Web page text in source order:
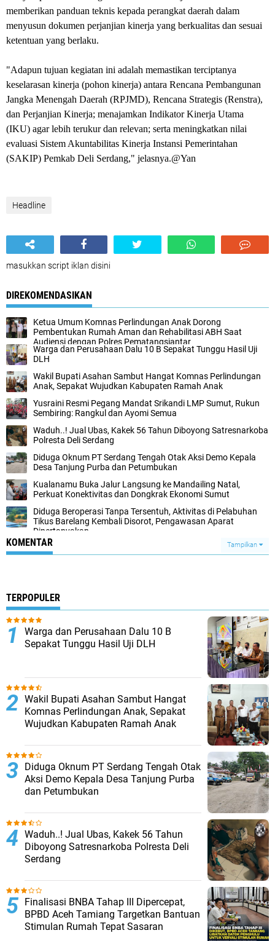
memberikan panduan teknis kepada perangkat daerah dalam
menyusun dokumen perjanjian kinerja yang berkualitas dan sesuai
ketentuan yang berlaku.
"Adapun tujuan kegiatan ini adalah memastikan terciptanya
keselarasan kinerja (pohon kinerja) antara Rencana Pembangunan
Jangka Menengah Daerah (RPJMD), Rencana Strategis (Renstra),
dan Perjanjian Kinerja; menajamkan Indikator Kinerja Utama
(IKU) agar lebih terukur dan relevan; serta meningkatkan nilai
evaluasi Sistem Akuntabilitas Kinerja Instansi Pemerintahan
(SAKIP) Pemkab Deli Serdang," jelasnya.@Yan
Headline
masukkan script iklan disini
DIREKOMENDASIKAN
Ketua Umum Komnas Perlindungan Anak Dorong
Pembentukan Rumah Aman dan Rehabilitasi ABH Saat
Audiensi dengan Polres Pematangsiantar
Warga dan Perusahaan Dalu 10 B Sepakat Tunggu Hasil Uji
DLH
Wakil Bupati Asahan Sambut Hangat Komnas Perlindungan
Anak, Sepakat Wujudkan Kabupaten Ramah Anak
Yusraini Resmi Pegang Mandat Srikandi LMP Sumut, Rukun
Sembiring: Rangkul dan Ayomi Semua
Waduh..! Jual Ubas, Kakek 56 Tahun Diboyong Satresnarkoba
Polresta Deli Serdang
Diduga Oknum PT Serdang Tengah Otak Aksi Demo Kepala
Desa Tanjung Purba dan Petumbukan
Kualanamu Buka Jalur Langsung ke Mandailing Natal,
Perkuat Konektivitas dan Dongkrak Ekonomi Sumut
Diduga Beroperasi Tanpa Tersentuh, Aktivitas di Pelabuhan
Tikus Barelang Kembali Disorot, Pengawasan Aparat
Dipertanyakan
KOMENTAR Tampilkan
TERPOPULER
Warga dan Perusahaan Dalu 10 B
Sepakat Tunggu Hasil Uji DLH
Wakil Bupati Asahan Sambut Hangat
Komnas Perlindungan Anak, Sepakat
Wujudkan Kabupaten Ramah Anak
Diduga Oknum PT Serdang Tengah Otak
Aksi Demo Kepala Desa Tanjung Purba
dan Petumbukan
Waduh..! Jual Ubas, Kakek 56 Tahun
Diboyong Satresnarkoba Polresta Deli
Serdang
Finalisasi BNBA Tahap III Dipercepat,
BPBD Aceh Tamiang Targetkan Bantuan
Stimulan Rumah Tepat Sasaran